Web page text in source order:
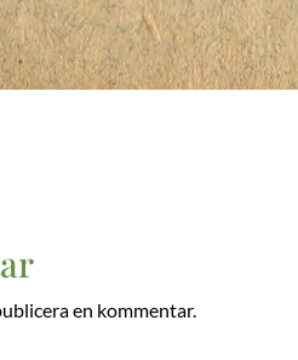
en kommentar.